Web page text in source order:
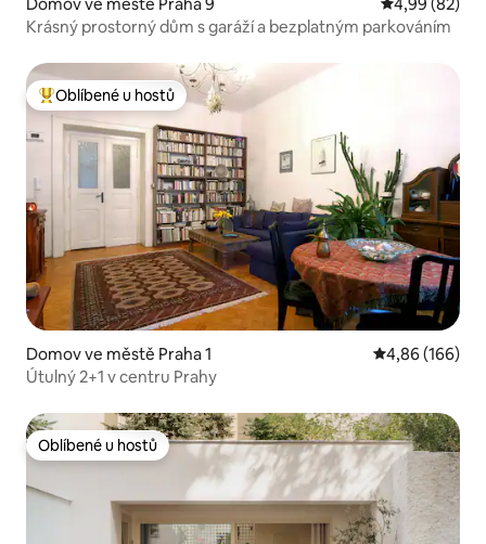
Krásný prostorný dům s garáží a bezplatným parkováním
Nejlepší v kategorii Oblíbené u hostů
Oblíbené u hostů
Domov ve městě Praha 1 Průměrné
4,86 (166)
Útulný 2+1 v centru Prahy
Oblíbené u hostů
Oblíbené u hostů